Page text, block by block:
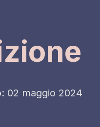
: 02 maggio 2024